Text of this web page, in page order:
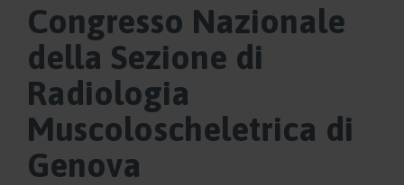
Congresso Nazionale
della Sezione di
Radiologia
Muscoloscheletrica di
Genova